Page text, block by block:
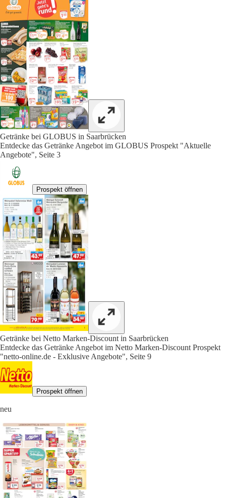
Getränke bei GLOBUS in Saarbrücken
Entdecke das Getränke Angebot im GLOBUS Prospekt "Aktuelle
Angebote", Seite 3
Prospekt öffnen
Getränke bei Netto Marken-Discount in Saarbrücken
Entdecke das Getränke Angebot im Netto Marken-Discount Prospekt
"netto-online.de - Exklusive Angebote", Seite 9
Prospekt öffnen
neu